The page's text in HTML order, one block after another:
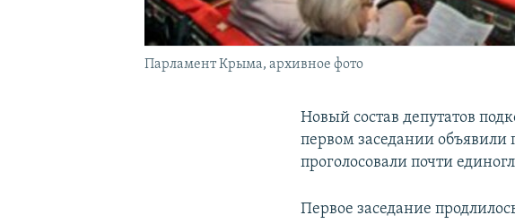
Парламент Крыма, архивное фото
Новый состав депутатов
первом заседании объявили
проголосовали почти
Первое заседание